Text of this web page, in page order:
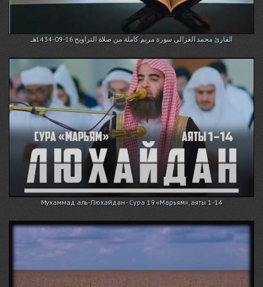
القارئ محمد الغزالي سورة مريم كاملة من صلاة التراويح 16-09-1434هـ
Мухаммад аль-Люхайдан - Сура 19 «Марьям», аяты 1-14